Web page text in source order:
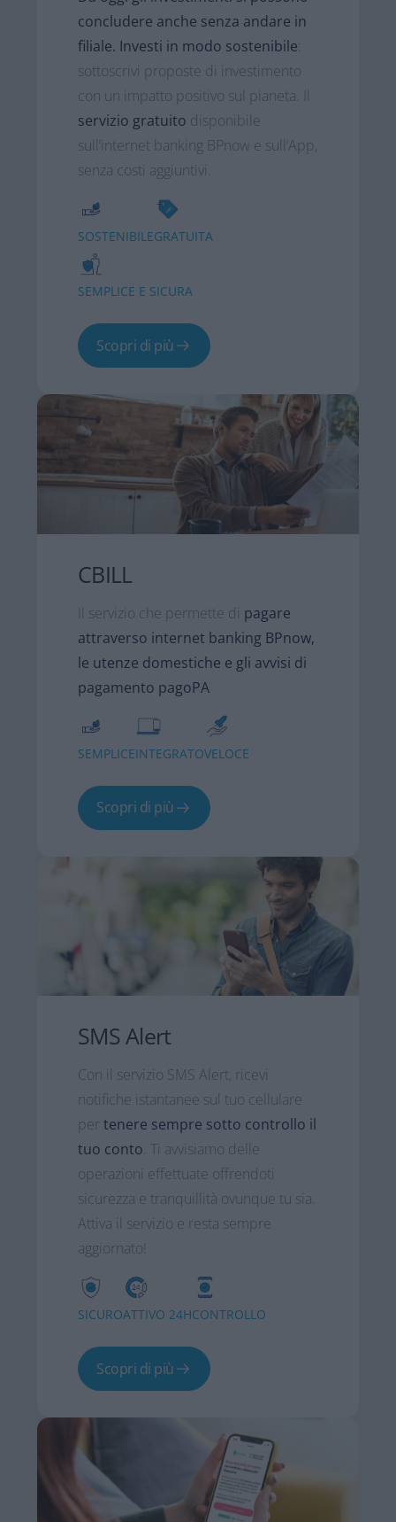
concludere anche senza andare in
filiale​. Investi in modo sostenibile
sottoscrivi proposte di investimento
con un impatto positivo sul pianeta​. Il
servizio gratuito disponibile
sull’internet banking BPnow e sull’App,
senza costi aggiuntivi.
SOSTENIBILEGRATUITA
SEMPLICE E SICURA
Scopri di più
CBILL
Il servizio che permette di pagare
attraverso internet banking BPnow,
le utenze domestiche e gli avvisi di
pagamento pagoPA
SEMPLICEINTEGRATOVELOCE
Scopri di più
SMS Alert
Con il servizio SMS Alert, ricevi
notifiche istantanee sul tuo cellulare
pertenere sempre sotto controllo il
tuo conto . Ti avvisiamo delle
operazioni effettuate offrendoti
sicurezza e tranquillità ovunque tu sia.
Attiva il servizio e resta sempre
aggiornato!
SICUROATTIVO 24HCONTROLLO
Scopri di più